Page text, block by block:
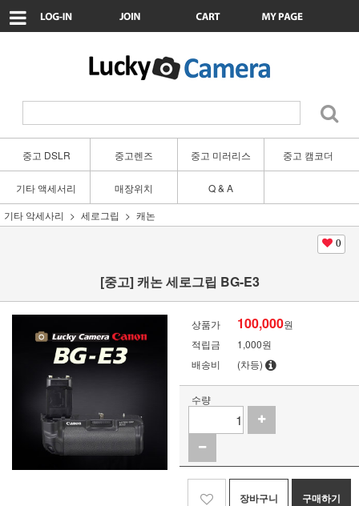
중고 DSLR 중고렌즈 중고 미러리스 중고 캠코더
기타 액세서리 매장위치
Q & A
기타 악세사리
세로그립 캐논
0
[중고] 캐논 세로그립 BG-E3
상품가 100,000원
적립금
1,000원
배송비
(차등)
수량
장바구니 구매하기